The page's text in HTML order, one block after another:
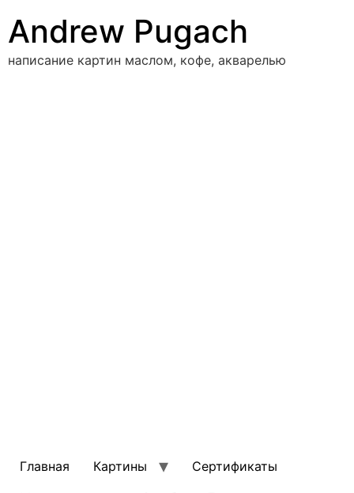
содержимому
Andrew Pugach
написание картин маслом, кофе, акварелью
Главная Картины
Сертификаты